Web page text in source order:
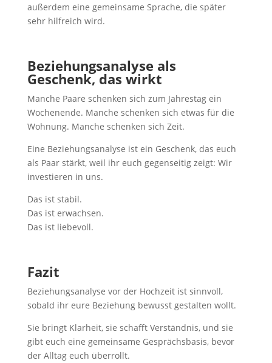
außerdem eine gemeinsame Sprache, die später
sehr hilfreich wird.
Beziehungsanalyse als
Geschenk, das wirkt
Manche Paare schenken sich zum Jahrestag ein
Wochenende. Manche schenken sich etwas für die
Wohnung. Manche schenken sich Zeit.
Eine Beziehungsanalyse ist ein Geschenk, das euch
als Paar stärkt, weil ihr euch gegenseitig zeigt: Wir
investieren in uns.
Das ist stabil.
Das ist erwachsen.
Das ist liebevoll.
Fazit
Beziehungsanalyse vor der Hochzeit ist sinnvoll,
sobald ihr eure Beziehung bewusst gestalten wollt.
Sie bringt Klarheit, sie schafft Verständnis, und sie
gibt euch eine gemeinsame Gesprächsbasis, bevor
der Alltag euch überrollt.